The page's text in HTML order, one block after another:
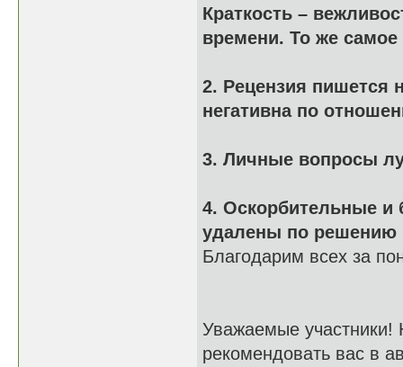
Краткость –
времени. То же самое
2. Рецензия пишется
негативна по
3. Личные вопросы
4. Оскорбительные и
удалены по решению
Благодарим всех за
Уважаемые участники!
рекомендовать вас в